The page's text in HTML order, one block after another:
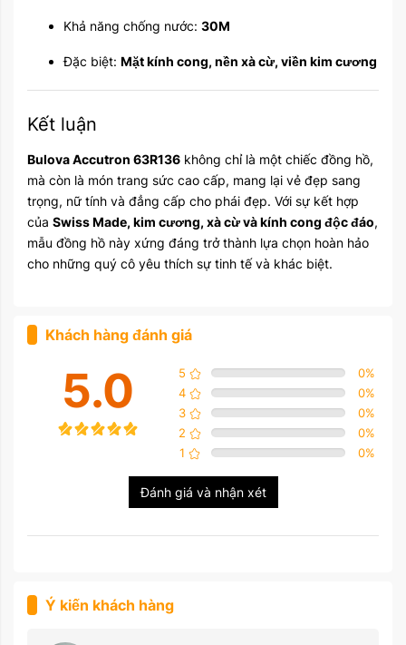
Khả năng chống nước: 30M
Đặc biệt: Mặt kính cong, nền xà cừ, viền kim cương
Kết luận
Bulova Accutron 63R136 không chỉ là một chiếc đồng hồ,
mà còn là món trang sức cao cấp, mang lại vẻ đẹp sang
trọng, nữ tính và đẳng cấp cho phái đẹp. Với sự kết hợp
của Swiss Made, kim cương, xà cừ và kính cong độc đáo,
mẫu đồng hồ này xứng đáng trở thành lựa chọn hoàn hảo
cho những quý cô yêu thích sự tinh tế và khác biệt.
Khách hàng đánh giá
5.0 5 0%
4
0%
3
0%
2
0%
1
0%
Đánh giá và nhận xét
Ý kiến khách hàng